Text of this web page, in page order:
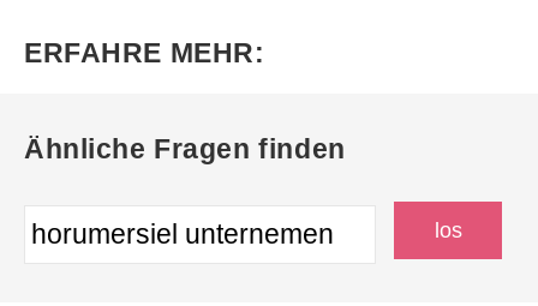
ERFAHRE MEHR:
Ähnliche Fragen finden